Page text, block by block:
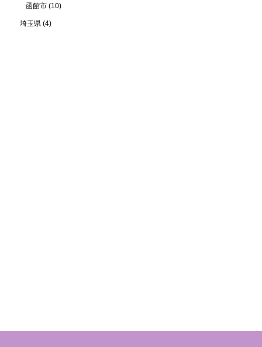
函館市 (10)
埼玉県 (4)